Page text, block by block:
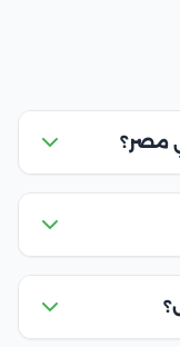
مصر؟